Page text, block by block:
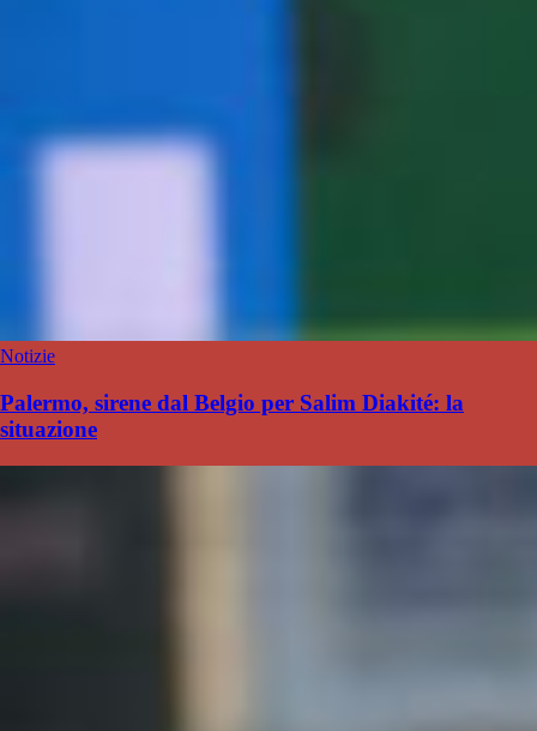
Notizie
Palermo, sirene dal Belgio per Salim Diakité: la
situazione